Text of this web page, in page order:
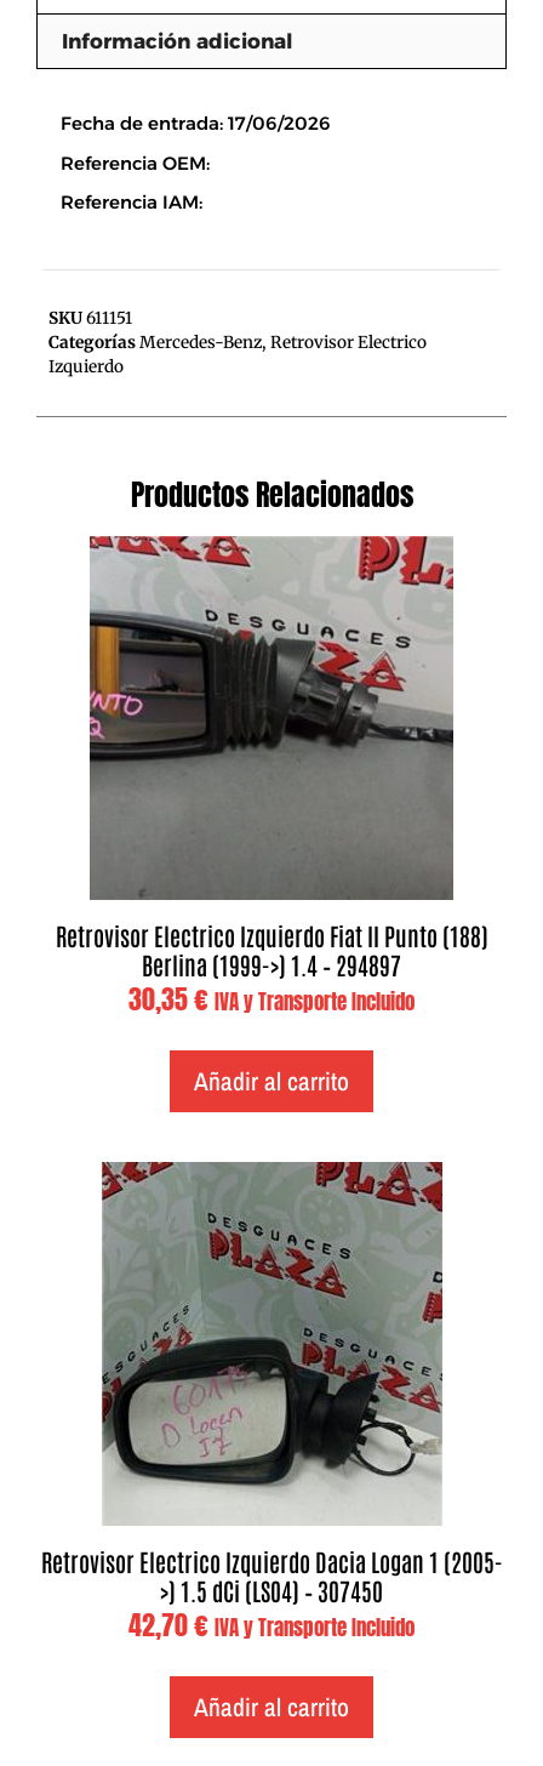
Información adicional
Fecha de entrada: 17/06/2026
Referencia OEM:
Referencia IAM:
SKU611151
CategoríasMercedes-Benz, Retrovisor Electrico
Izquierdo
Productos Relacionados
Retrovisor Electrico Izquierdo Fiat II Punto (188)
Berlina (1999->) 1.4 – 294897
30,35€ IVA y Transporte Incluido
Añadir al carrito
Retrovisor Electrico Izquierdo Dacia Logan 1 (2005-
>) 1.5 dCi (LS04) – 307450
42,70€ IVA y Transporte Incluido
Añadir al carrito